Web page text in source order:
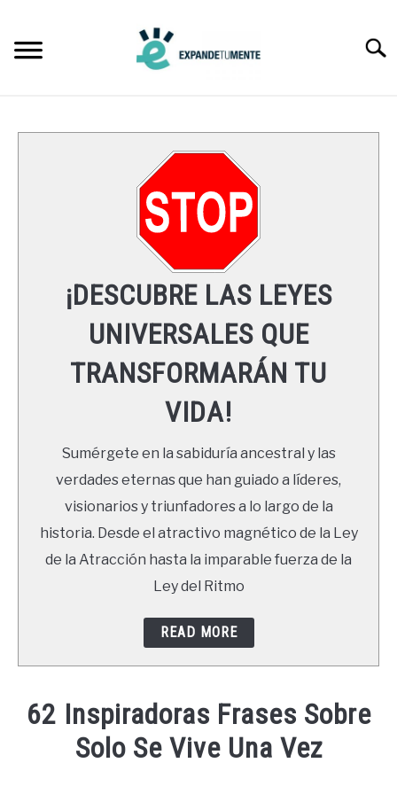
content
LEYES UNIVERSALES
RECURSOS
NEWSLETTER
¡DESCUBRE LAS LEYES
UNIVERSALES QUE
TRANSFORMARÁN TU
VIDA!
Sumérgete en la sabiduría ancestral y las
verdades eternas que han guiado a líderes,
visionarios y triunfadores a lo largo de la
historia. Desde el atractivo magnético de la Ley
de la Atracción hasta la imparable fuerza de la
Ley del Ritmo
READ MORE
62 Inspiradoras Frases Sobre
Solo Se Vive Una Vez